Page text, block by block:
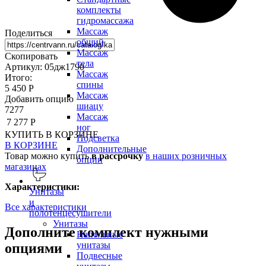
комплекты
гидромассажа
Массаж
общий
Массаж
тела
Массаж
спины
Массаж
шиацу
Массаж
ног
Подсветка
Дополнительные
опции
Унитазы
и
полотенцесушители
Унитазы
Напольные
унитазы
Подвесные
Поделиться
Скопировать
Артикул: 05дж1790
Итого:
5 450 Р
Добавить опцию
7277
7 277 Р
КУПИТЬ В КОРЗИНЕ
В КОРЗИНЕ
Товар можно купитьв рассрочку в наших розничных
магазинах
Характеристики:
Все характеристики
Дополните комплект нужными
опциями